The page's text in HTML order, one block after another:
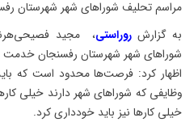
مراسم تحلیف شوراهای شهر شهرستان
به گزارشروراستی، مجید
شوراهای شهر شهرستان رفسنجان خدمت
اظهار کرد: فرصت‌ها محدود است که
وظایفی که شوراهای شهر دارند خیلی
خیلی کارها نیز باید خودداری کرد.